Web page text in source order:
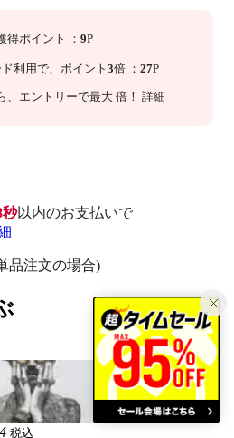
得ポイント ： 9P
利用で、 ポイント 3倍 ： 27P
、エントリーで最大 倍！ 詳細
秒以内のお支払いで
品注文の場合)
税込